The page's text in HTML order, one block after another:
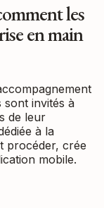
les
en main
sont invités à
de leur
à la
procéder, crée
mobile.